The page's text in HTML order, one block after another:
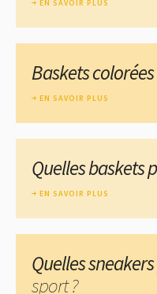
EN SAVOIR PLUS
Baskets colorées
EN SAVOIR PLUS
Quelles baskets
EN SAVOIR PLUS
Quelles
sport ?